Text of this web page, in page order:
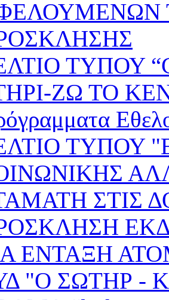
ΤΥΠΟΥ
ΖΩ ΤΟ
ΤΥΠΟΥ
ΣΤΙΣ
ΕΝΤΑΞΗ
"Ο ΣΩΤΗΡ -